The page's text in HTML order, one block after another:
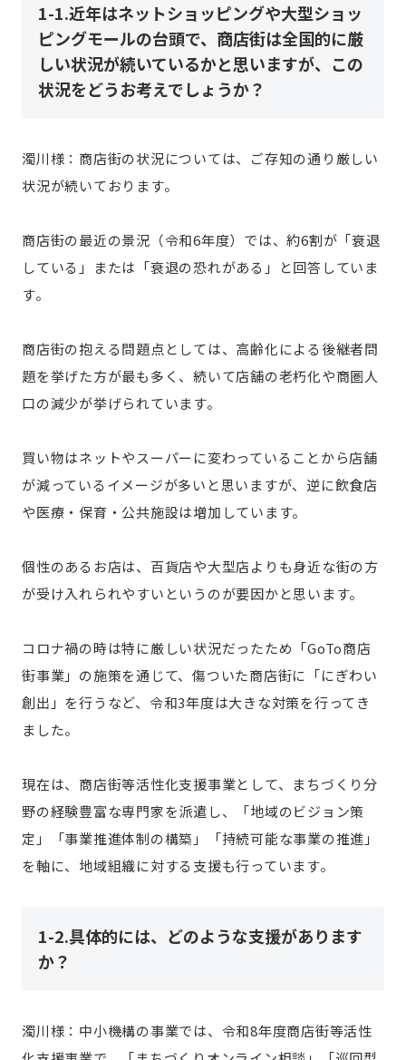
1-1.近年はネットショッピングや大型ショッ
ピングモールの台頭で、商店街は全国的に厳
しい状況が続いているかと思いますが、この
状況をどうお考えでしょうか？
濁川様：商店街の状況については、ご存知の通り厳しい
状況が続いております。
商店街の最近の景況（令和6年度）では、約6割が「衰退
している」または「衰退の恐れがある」と回答していま
す。
商店街の抱える問題点としては、高齢化による後継者問
題を挙げた方が最も多く、続いて店舗の老朽化や商圏人
口の減少が挙げられています。
買い物はネットやスーパーに変わっていることから店舗
が減っているイメージが多いと思いますが、逆に飲食店
や医療・保育・公共施設は増加しています。
個性のあるお店は、百貨店や大型店よりも身近な街の方
が受け入れられやすいというのが要因かと思います。
コロナ禍の時は特に厳しい状況だったため「GoTo商店
街事業」の施策を通じて、傷ついた商店街に「にぎわい
創出」を行うなど、令和3年度は大きな対策を行ってき
ました。
現在は、商店街等活性化支援事業として、まちづくり分
野の経験豊富な専門家を派遣し、「地域のビジョン策
定」「事業推進体制の構築」「持続可能な事業の推進」
を軸に、地域組織に対する支援も行っています。
1-2.具体的には、どのような支援があります
か？
濁川様：中小機構の事業では、令和8年度商店街等活性